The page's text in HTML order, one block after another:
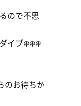
ので不思
ダイブ❄️❄️❄️
のお待ちか